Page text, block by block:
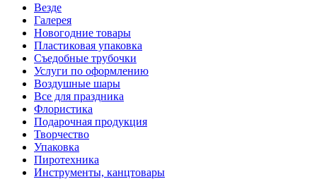
Везде
Галерея
Новогодние товары
Пластиковая упаковка
Съедобные трубочки
Услуги по оформлению
Воздушные шары
Все для праздника
Флористика
Подарочная продукция
Творчество
Упаковка
Пиротехника
Инструменты, канцтовары